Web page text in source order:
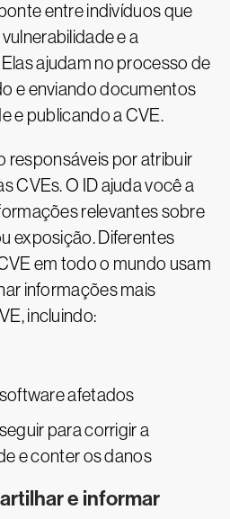
entre indivíduos que
e a
ajudam no processo de
e enviando documentos
e publicando a CVE.
responsáveis por atribuir
CVEs. O ID ajuda você a
relevantes sobre
exposição. Diferentes
em todo o mundo usam
informações mais
incluindo:
afetados
para corrigir a
e conter os danos
e informar